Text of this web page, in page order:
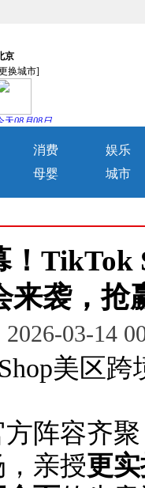
消费
娱乐
母婴 城市
！TikTok
来袭，抢
03-14
美区
阵容齐
亲授更